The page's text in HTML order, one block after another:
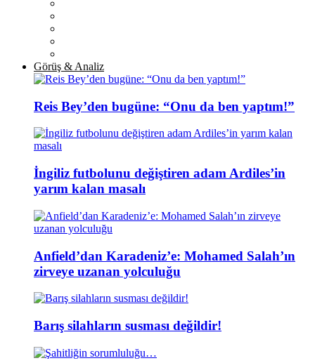
Görüş & Analiz
Reis Bey’den bugüne: “Onu da ben yaptım!”
İngiliz futbolunu değiştiren adam Ardiles’in
yarım kalan masalı
Anfield’dan Karadeniz’e: Mohamed Salah’ın
zirveye uzanan yolculuğu
Barış silahların susması değildir!